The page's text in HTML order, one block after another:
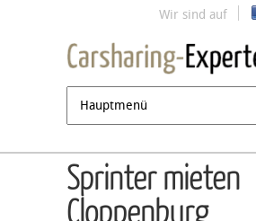
Jump to navigation
Wir sind auf
Sprinter mieten
Cloppenburg